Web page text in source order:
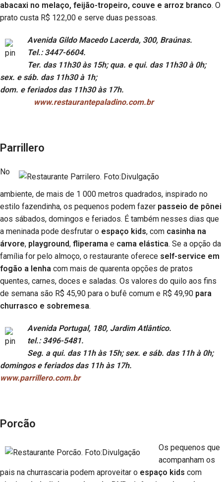
abacaxi no melaço, feijão-tropeiro, couve e arroz branco. O
prato custa R$ 122,00 e serve duas pessoas.
Avenida Gildo Macedo Lacerda, 300, Braúnas.
Tel.: 3447-6604.
Ter. das 11h30 às 15h; qua. e qui. das 11h30 à 0h;
sex. e sáb. das 11h30 à 1h;
dom. e feriados das 11h30 às 17h.
www.restaurantepaladino.com.br
Parrillero
No
ambiente, de mais de 1 000 metros quadrados, inspirado no
estilo fazendinha, os pequenos podem fazer passeio de pônei
aos sábados, domingos e feriados. É também nesses dias que
a meninada pode desfrutar o espaço kids, com casinha na
árvore, playground, fliperama e cama elástica. Se a opção da
família for pelo almoço, o restaurante oferece self-service em
fogão a lenha com mais de quarenta opções de pratos
quentes, carnes, doces e saladas. Os valores do quilo aos fins
de semana são R$ 45,90 para o bufê comum e R$ 49,90 para
churrasco e sobremesa.
Avenida Portugal, 180, Jardim Atlântico.
tel.: 3496-5481.
Seg. a qui. das 11h às 15h; sex. e sáb. das 11h à 0h;
domingos e feriados das 11h às 17h.
www.parrillero.com.br
Porcão
Os pequenos que
acompanham os
pais na churrascaria podem aproveitar o espaço kids com